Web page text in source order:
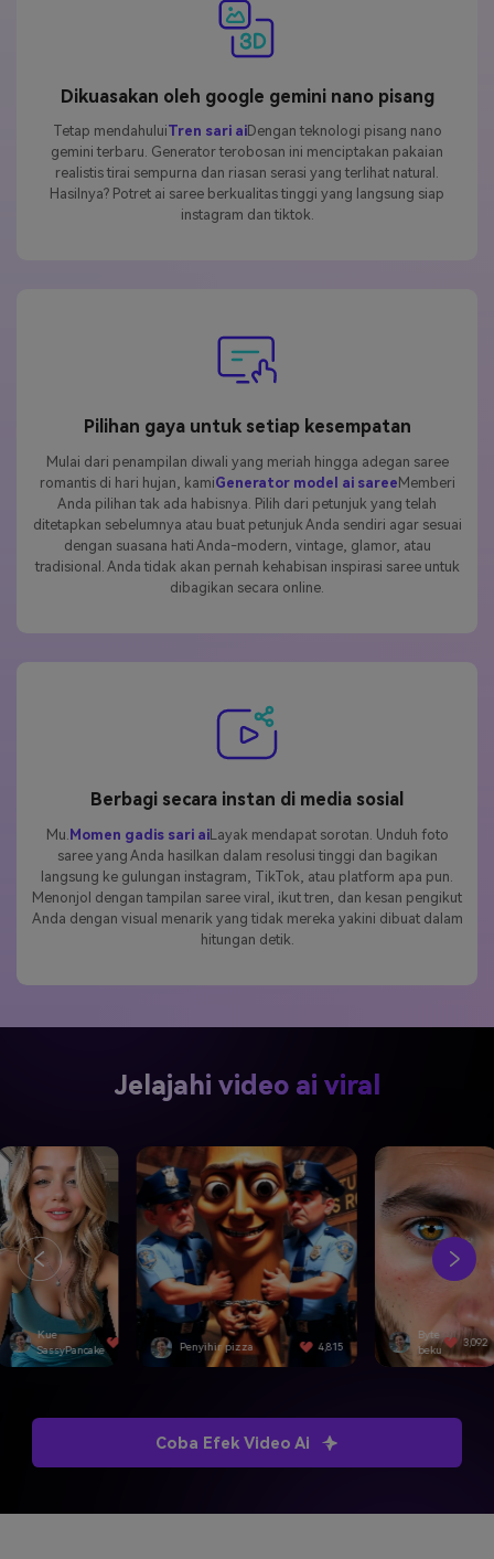
Dikuasakan oleh google gemini nano pisang
Tetap mendahuluiTren sari aiDengan teknologi pisang nano
gemini terbaru. Generator terobosan ini menciptakan pakaian
realistis tirai sempurna dan riasan serasi yang terlihat natural.
Hasilnya? Potret ai saree berkualitas tinggi yang langsung siap
instagram dan tiktok.
Pilihan gaya untuk setiap kesempatan
Mulai dari penampilan diwali yang meriah hingga adegan saree
romantis di hari hujan, kamiGenerator model ai saree Memberi
Anda pilihan tak ada habisnya. Pilih dari petunjuk yang telah
ditetapkan sebelumnya atau buat petunjuk Anda sendiri agar sesuai
dengan suasana hati Anda-modern, vintage, glamor, atau
tradisional. Anda tidak akan pernah kehabisan inspirasi saree untuk
dibagikan secara online.
Berbagi secara instan di media sosial
Mu. Momen gadis sari aiLayak mendapat sorotan. Unduh foto
saree yang Anda hasilkan dalam resolusi tinggi dan bagikan
langsung ke gulungan instagram, TikTok, atau platform apa pun.
Menonjol dengan tampilan saree viral, ikut tren, dan kesan pengikut
Anda dengan visual menarik yang tidak mereka yakini dibuat dalam
hitungan detik.
Jelajahi video ai viral
Kue
SassyPancake
Penyihir pizza 4,815
Byte
beku
3,092
Coba Efek Video Ai